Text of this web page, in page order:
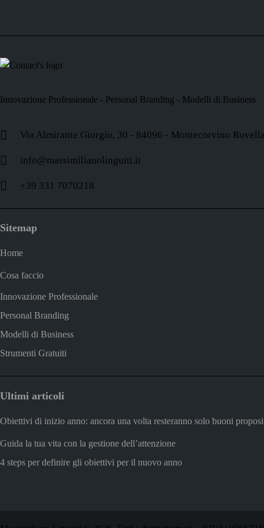
Innovazione Professionale - Personal Branding - Modelli di Business
Via Almirante Giorgio, 30 - 84096 - Montecorvino
info@massimilianolinguiti.it
+39 331 7070218
Sitemap
Home
Cosa faccio
Innovazione Professionale
Personal Branding
Modelli di Business
Strumenti Gratuiti
Ultimi articoli
Obiettivi di inizio anno: ancora una volta resteranno solo buoni
Guida la tua vita con la gestione dell’attenzione
4 steps per definire gli obiettivi per il nuovo anno